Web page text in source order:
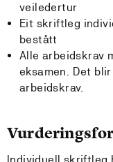
veiledertur
Eit skriftleg
bestått
Alle arbeidskrav
eksamen. Det
arbeidskrav.